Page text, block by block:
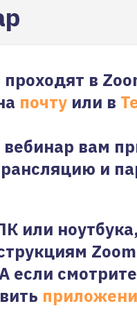
в
почту или в
вам
и
или
если